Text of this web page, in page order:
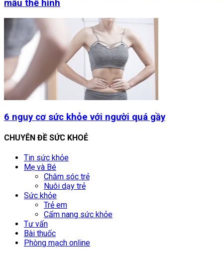
mẫu thể hình
6 nguy cơ sức khỏe với người quá gầy
CHUYÊN ĐỀ SỨC KHOẺ
Tin sức khỏe
Mẹ và Bé
Chăm sóc trẻ
Nuôi dạy trẻ
Sức khỏe
Trẻ em
Cẩm nang sức khỏe
Tư vấn
Bài thuốc
Phòng mạch online